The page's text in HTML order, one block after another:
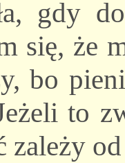
gdy
się, że
bo
to
zależy